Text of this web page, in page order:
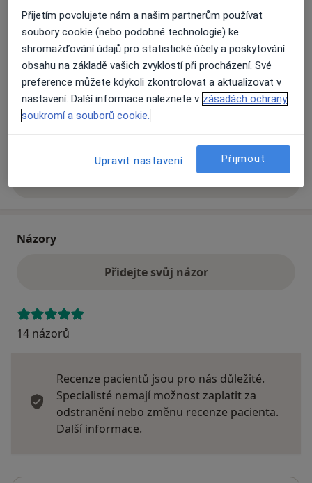
se otevře v nové záložce
Dostupnost
Na této adrese online kalendář není aktivní
Co mám v takové situaci udělat?
Způsoby platby (soukromé návštěvy)
Na teto adrese lékař přijímá pacienty na pojišťovnu
o adrese
Názory
Přidejte svůj názor
14 názorů
Recenze pacientů jsou pro nás důležité.
Specialisté nemají možnost zaplatit za
odstranění nebo změnu recenze pacienta.
Další informace.
Přijetím povolujete nám a našim partnerům používat
soubory cookie (nebo podobné technologie) ke
shromažďování údajů pro statistické účely a poskytování
obsahu na základě vašich zvyklostí při procházení. Své
preference můžete kdykoli zkontrolovat a aktualizovat v
nastavení. Další informace naleznete v zásadách ochrany
soukromí a souborů cookie.
Upravit nastavení Přijmout